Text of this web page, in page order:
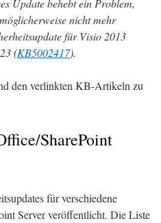
Update behebt ein Problem,
nicht mehr
für Visio 2013
(KB5002417).
den verlinkten KB-Artikeln zu
SharePoint
für verschiedene
Server veröffentlicht. Die Liste